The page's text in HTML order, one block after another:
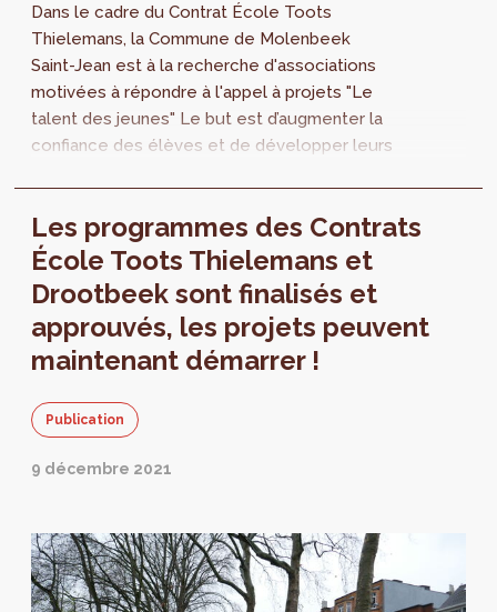
Dans le cadre du Contrat École Toots
Thielemans, la Commune de Molenbeek
Saint-Jean est à la recherche d'associations
motivées à répondre à l'appel à projets "Le
talent des jeunes" Le but est d’augmenter la
confiance des élèves et de développer leurs
Les programmes des Contrats
École Toots Thielemans et
Drootbeek sont finalisés et
approuvés, les projets peuvent
maintenant démarrer !
Publication
9 décembre 2021